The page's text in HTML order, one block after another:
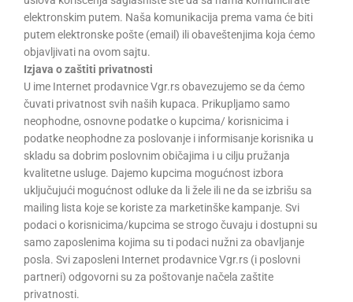
elektronskim putem. Naša komunikacija prema vama će biti
putem elektronske pošte (email) ili obaveštenjima koja ćemo
objavljivati na ovom sajtu.
Izjava o zaštiti privatnosti
U ime Internet prodavnice Vgr.rs obavezujemo se da ćemo
čuvati privatnost svih naših kupaca. Prikupljamo samo
neophodne, osnovne podatke o kupcima/ korisnicima i
podatke neophodne za poslovanje i informisanje korisnika u
skladu sa dobrim poslovnim običajima i u cilju pružanja
kvalitetne usluge. Dajemo kupcima mogućnost izbora
uključujući mogućnost odluke da li žele ili ne da se izbrišu sa
mailing lista koje se koriste za marketinške kampanje. Svi
podaci o korisnicima/kupcima se strogo čuvaju i dostupni su
samo zaposlenima kojima su ti podaci nužni za obavljanje
posla. Svi zaposleni Internet prodavnice Vgr.rs (i poslovni
partneri) odgovorni su za poštovanje načela zaštite
privatnosti.